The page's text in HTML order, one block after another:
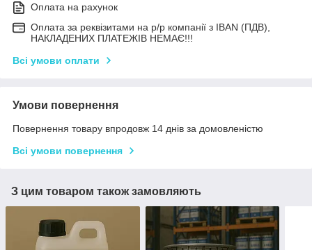
Оплата на рахунок
Оплата за реквізитами на р/р компанії з IBAN (ПДВ),
НАКЛАДЕНИХ ПЛАТЕЖІВ НЕМАЄ!!!
Всі умови оплати
Умови повернення
Повернення товару впродовж 14 днів за домовленістю
Всі умови повернення
З цим товаром також замовляють